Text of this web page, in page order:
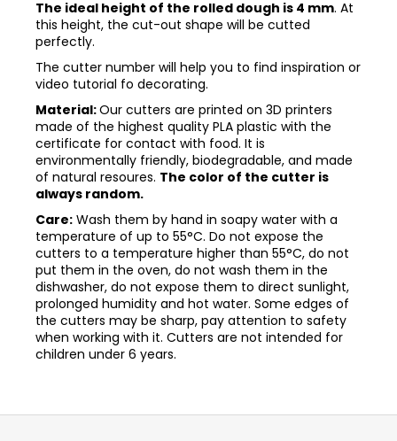
The ideal height of the rolled dough is 4 mm. At
this height, the cut-out shape will be cutted
perfectly.
The cutter number will help you to find inspiration or
video tutorial fo decorating.
Material:Our cutters are printed on 3D printers
made of the highest quality PLA plastic with the
certificate for contact with food. It is
environmentally friendly, biodegradable, and made
of natural resoures. The color of the cutter is
always random.
Care: Wash them by hand in soapy water with a
temperature of up to 55°C. Do not expose the
cutters to a temperature higher than 55°C, do not
put them in the oven, do not wash them in the
dishwasher, do not expose them to direct sunlight,
prolonged humidity and hot water. Some edges of
the cutters may be sharp, pay attention to safety
when working with it. Cutters are not intended for
children under 6 years.
Z